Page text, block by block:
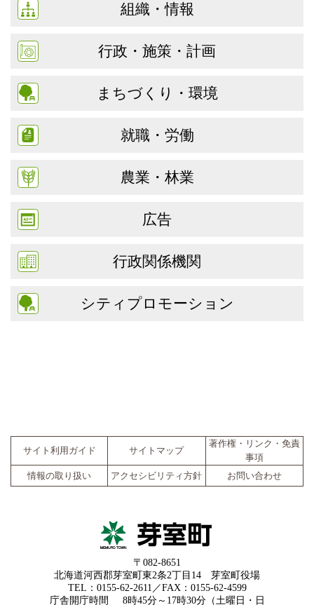
組織・情報
行政・施策・計画
まちづくり・環境
就職・労働
農業・林業
広告
行政関係機関
シティプロモーション
サイト利用ガイド サイトマップ
著作権・リンク・免責
事項
情報の取り扱い
アクセシビリティ方針 お問い合わせ
〒082-8651
北海道河西郡芽室町東2条2丁目14 芽室町役場
TEL：0155-62-2611／FAX：0155-62-4599
庁舎開庁時間
8時45分～17時30分（土曜日・日